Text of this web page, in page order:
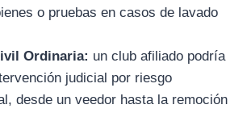
o pruebas en casos de lavado
Ordinaria: un club afiliado podría
judicial por riesgo
desde un veedor hasta la remoción